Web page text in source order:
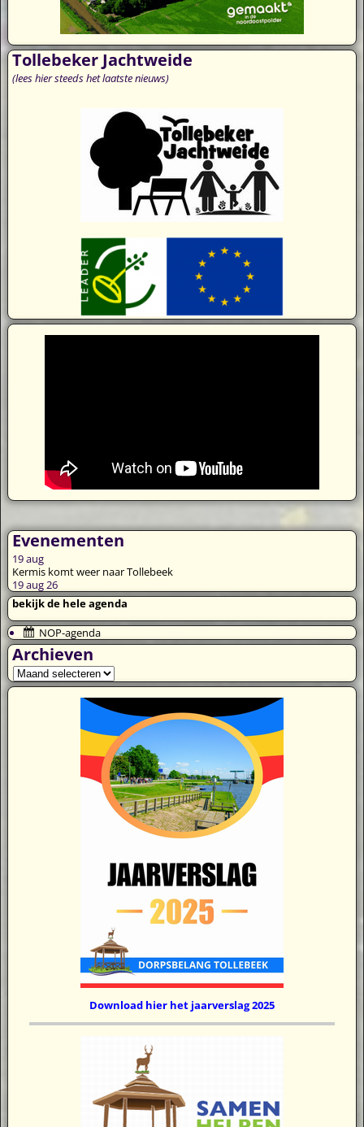
Tollebeker Jachtweide
(lees hier steeds het laatste nieuws)
Evenementen
19aug
Kermis komt weer naar Tollebeek
19 aug 26
bekijk de hele agenda
NOP-agenda
Archieven
Download hier het jaarverslag 2025